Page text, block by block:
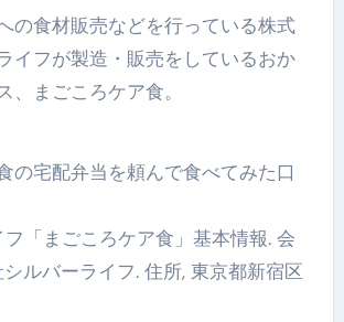
の食材販売などを行っている株式
イフが製造・販売をしているおか
、まごころケア食。
の宅配弁当を頼んで食べてみた口
「まごころケア食」基本情報. 会
ルバーライフ. 住所, 東京都新宿区